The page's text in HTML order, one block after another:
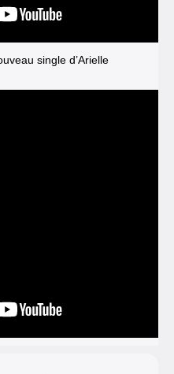
single d’Arielle